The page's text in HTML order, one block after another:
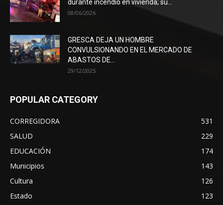
durante incendio en vivienda; su...
08/06/2026
GRESCA DEJA UN HOMBRE
CONVULSIONANDO EN EL MERCADO DE
ABASTOS DE...
29/12/2025
POPULAR CATEGORY
CORREGIDORA
531
SALUD
229
EDUCACIÓN
174
Municipios
143
Cultura
126
Estado
123